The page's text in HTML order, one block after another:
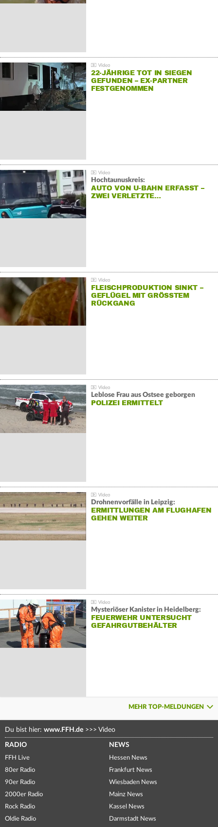
22-JÄHRIGE TOT IN SIEGEN
GEFUNDEN – EX-PARTNER
FESTGENOMMEN
Hochtaunuskreis:
AUTO VON U-BAHN ERFASST –
ZWEI VERLETZTE…
FLEISCHPRODUKTION SINKT –
GEFLÜGEL MIT GRÖSSTEM R
ÜCKGANG
Leblose Frau aus Ostsee geborgen
POLIZEI ERMITTELT
Drohnenvorfälle in Leipzig:
ERMITTLUNGEN AM FLUGHAFEN
GEHEN WEITER
Mysteriöser Kanister in Heidelberg:
FEUERWEHR UNTERSUCHT
GEFAHRGUTBEHÄLTER
MEHR TOP-MELDUNGEN
Du bist hier: www.FFH.de >>> Video
RADIO
FFH Live
80er Radio
90er Radio
2000er Radio
Rock Radio
Oldie Radio
NEWS
Hessen News
Frankfurt News
Wiesbaden News
Mainz News
Kassel News
Darmstadt News